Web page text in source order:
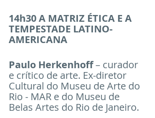
14h30 A MATRIZ ÉTICA E A
TEMPESTADE LATINO-
AMERICANA
Paulo Herkenhoff – curador
e crítico de arte. Ex-diretor
Cultural do Museu de Arte do
Rio - MAR e do Museu de
Belas Artes do Rio de Janeiro.